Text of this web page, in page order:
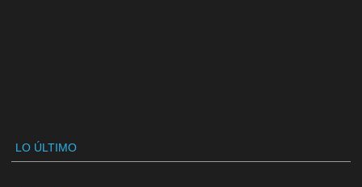
LO ÚLTIMO